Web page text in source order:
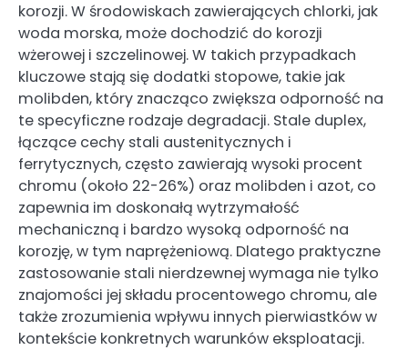
korozji. W środowiskach zawierających chlorki, jak
woda morska, może dochodzić do korozji
wżerowej i szczelinowej. W takich przypadkach
kluczowe stają się dodatki stopowe, takie jak
molibden, który znacząco zwiększa odporność na
te specyficzne rodzaje degradacji. Stale duplex,
łączące cechy stali austenitycznych i
ferrytycznych, często zawierają wysoki procent
chromu (około 22-26%) oraz molibden i azot, co
zapewnia im doskonałą wytrzymałość
mechaniczną i bardzo wysoką odporność na
korozję, w tym naprężeniową. Dlatego praktyczne
zastosowanie stali nierdzewnej wymaga nie tylko
znajomości jej składu procentowego chromu, ale
także zrozumienia wpływu innych pierwiastków w
kontekście konkretnych warunków eksploatacji.